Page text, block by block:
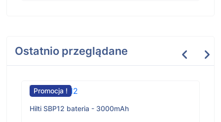
Ostatnio przeglądane
Promocja !
Hilti SBP12 bateria - 3000mAh